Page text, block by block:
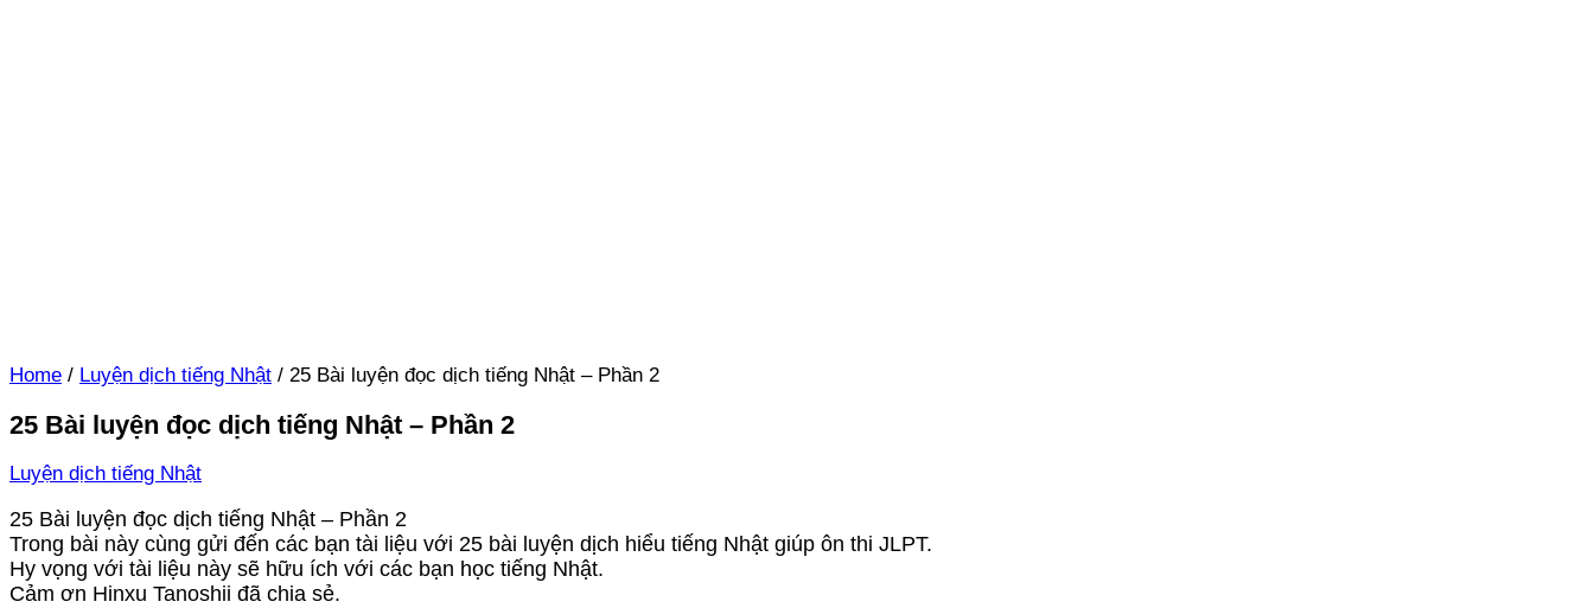
Home / Luyện dịch tiếng Nhật / 25 Bài luyện đọc dịch tiếng Nhật – Phần 2
25 Bài luyện đọc dịch tiếng Nhật – Phần 2
Luyện dịch tiếng Nhật
25 Bài luyện đọc dịch tiếng Nhật – Phần 2
Trong bài này cùng gửi đến các bạn tài liệu với 25 bài luyện dịch hiểu tiếng Nhật giúp ôn thi JLPT.
Hy vọng với tài liệu này sẽ hữu ích với các bạn học tiếng Nhật.
Cảm ơn Hinxu Tanoshii đã chia sẻ.